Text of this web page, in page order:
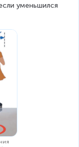
уменьшился